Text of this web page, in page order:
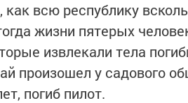
всю республику
жизни пятерых
извлекали тела
произошел у садового
погиб пилот.